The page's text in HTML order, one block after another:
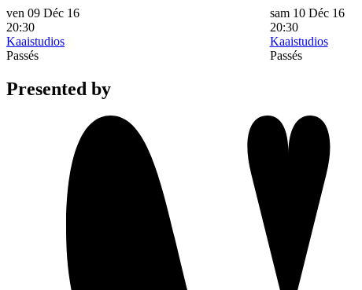
ven 09 Déc 16
20:30
Kaaistudios
Passés
sam 10 Déc 16
20:30
Kaaistudios
Passés
Presented by